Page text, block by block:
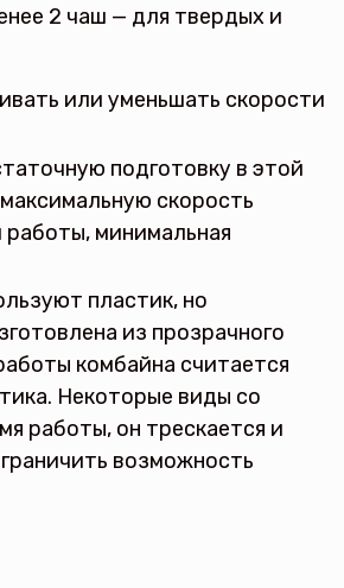
2 чаш — для твердых и
или уменьшать скорости
подготовку в этой
скорость
минимальная
пластик, но
из прозрачного
комбайна считается
Некоторые виды со
работы, он трескается и
возможность